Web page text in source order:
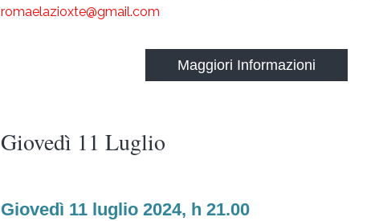
romaelazioxte@gmail.com
Maggiori Informazioni
Giovedì 11 Luglio
Giovedì 11 luglio 2024, h 21.00